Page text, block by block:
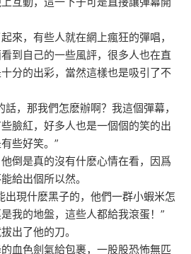
來，有些人就在網上瘋狂的彈唱，
到自己的一些風評，很多人也在直
分的出彩，當然這樣也是吸引了不
，那我們怎麽辦啊？我這個彈幕，
臉紅，好多人也是一個個的笑的出
些好笑。”
倒是真的沒有什麽心情在看，因爲
給出個所以然。
出現什麽黑子的，他們一群小蝦米怎
我的地盤，這些人都給我滾蛋！”
出了他的刀。
血色劍氣給包裹，一股股恐怖無匹